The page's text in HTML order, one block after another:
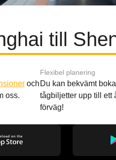
till
och
oss.
Flexibel planering
Du kan bekvämt boka
tågbiljetter upp till ett
förväg!